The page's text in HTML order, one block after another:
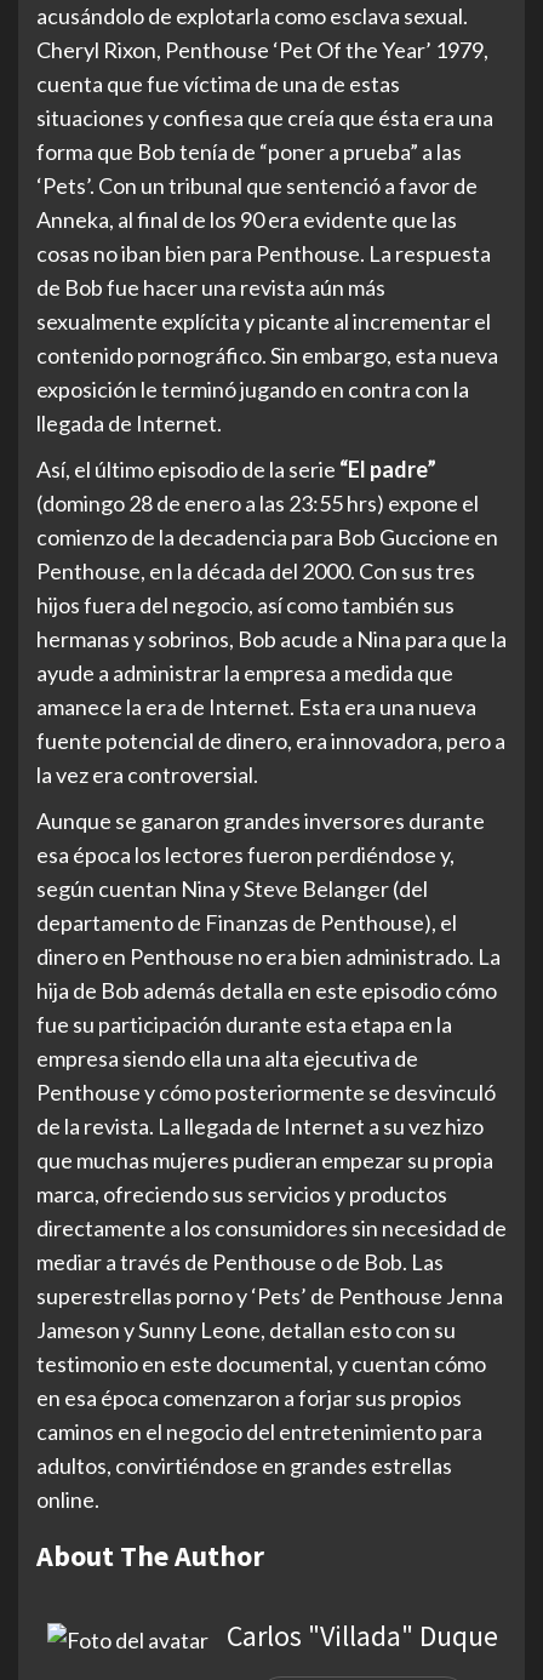
acusándolo de explotarla como esclava sexual.
Cheryl Rixon, Penthouse ‘Pet Of the Year’ 1979,
cuenta que fue víctima de una de estas
situaciones y confiesa que creía que ésta era una
forma que Bob tenía de “poner a prueba” a las
‘Pets’. Con un tribunal que sentenció a favor de
Anneka, al final de los 90 era evidente que las
cosas no iban bien para Penthouse. La respuesta
de Bob fue hacer una revista aún más
sexualmente explícita y picante al incrementar el
contenido pornográfico. Sin embargo, esta nueva
exposición le terminó jugando en contra con la
llegada de Internet.
Así, el último episodio de la serie “El padre”
(domingo 28 de enero a las 23:55 hrs) expone el
comienzo de la decadencia para Bob Guccione en
Penthouse, en la década del 2000. Con sus tres
hijos fuera del negocio, así como también sus
hermanas y sobrinos, Bob acude a Nina para que la
ayude a administrar la empresa a medida que
amanece la era de Internet. Esta era una nueva
fuente potencial de dinero, era innovadora, pero a
la vez era controversial.
Aunque se ganaron grandes inversores durante
esa época los lectores fueron perdiéndose y,
según cuentan Nina y Steve Belanger (del
departamento de Finanzas de Penthouse), el
dinero en Penthouse no era bien administrado. La
hija de Bob además detalla en este episodio cómo
fue su participación durante esta etapa en la
empresa siendo ella una alta ejecutiva de
Penthouse y cómo posteriormente se desvinculó
de la revista. La llegada de Internet a su vez hizo
que muchas mujeres pudieran empezar su propia
marca, ofreciendo sus servicios y productos
directamente a los consumidores sin necesidad de
mediar a través de Penthouse o de Bob. Las
superestrellas porno y ‘Pets’ de Penthouse Jenna
Jameson y Sunny Leone, detallan esto con su
testimonio en este documental, y cuentan cómo
en esa época comenzaron a forjar sus propios
caminos en el negocio del entretenimiento para
adultos, convirtiéndose en grandes estrellas
online.
About The Author
Carlos "Villada" Duque